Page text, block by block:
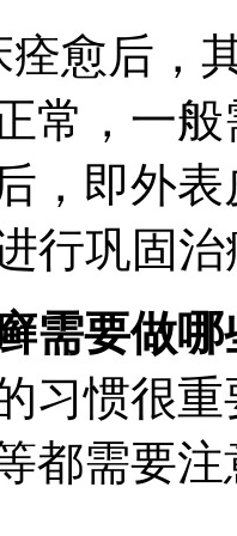
愈后，
常，一
，即外
行巩固
需要做哪
习惯很
都需要